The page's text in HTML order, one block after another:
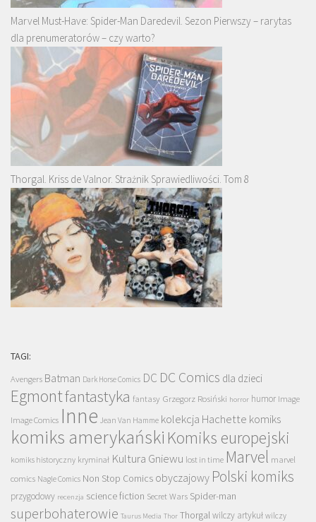
Marvel Must-Have: Spider-Man Daredevil. Sezon Pierwszy – rarytas
dla prenumeratorów – czy warto?
Thorgal. Kriss de Valnor. Strażnik Sprawiedliwości. Tom 8
TAGI:
Avengers Batman Dark Horse Comics DC DC Comics dla dzieci
Egmontfantastyka fantasy Grzegorz Rosiński horror humor Image
Image Comics Inne Jean Van Hamme kolekcja Hachette komiks
komiks amerykański Komiks europejski
komiks historyczny kryminał Kultura Gniewu lost in time Marvel marvel
comics Nagle Comics Non Stop Comics obyczajowy Polski komiks
przygodowy recenzja science fiction Secret Wars Spider-man
superbohaterowie Taurus Media Thor Thorgalwilczy artykuł wilczy